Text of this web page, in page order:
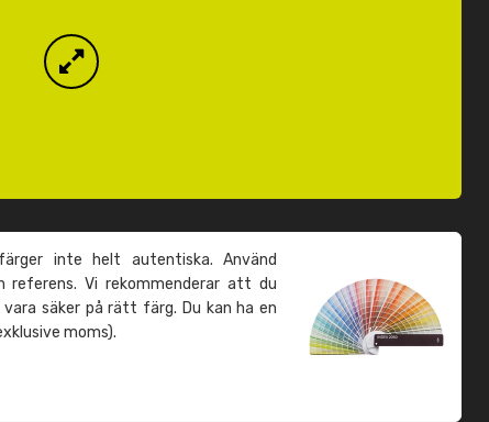
inte helt autentiska. Använd
Vi rekommenderar att du
säker på rätt färg. Du kan ha en
moms).